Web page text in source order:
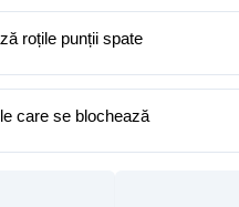
roțile punții spate
care se blochează